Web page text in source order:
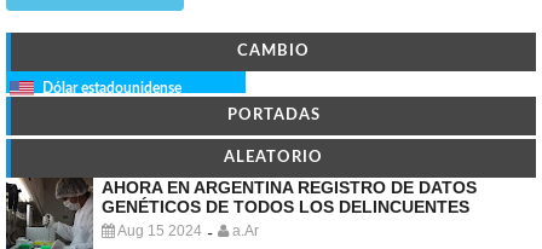
CAMBIO
Dólar estadounidense
PORTADAS
ALEATORIO
AHORA EN ARGENTINA REGISTRO DE DATOS
GENÉTICOS DE TODOS LOS DELINCUENTES
Aug 15 2024 - a.Ar